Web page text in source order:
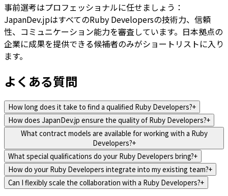
事前選考はプロフェッショナルに任せましょう：
JapanDev.jpはすべてのRuby Developersの技術力、信頼
性、コミュニケーション能力を審査しています。日本拠点の
企業に成果を提供できる候補者のみがショートリストに入り
ます。
よくある質問
How long does it take to find a qualified Ruby Developers?+
How does JapanDev.jp ensure the quality of Ruby Developers?+
What contract models are available for working with a Ruby
Developers?+
What special qualifications do your Ruby Developers bring?+
How do your Ruby Developers integrate into my existing team?+
Can I flexibly scale the collaboration with a Ruby Developers?+